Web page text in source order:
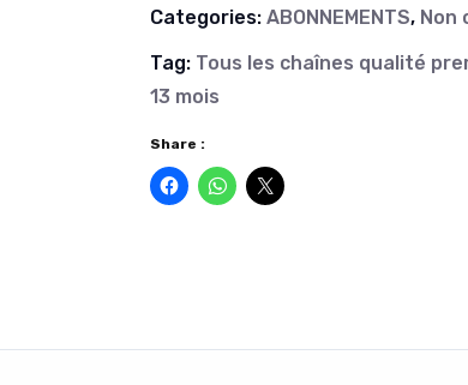
Categories: ABONNEMENTS, Non
Tag: Tous les chaînes qualité
13 mois
Share :